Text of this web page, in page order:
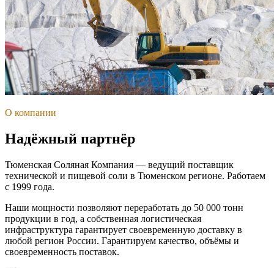
О компании
Надёжный партнёр
Тюменская Соляная Компания — ведущий поставщик
технической и пищевой соли в Тюменском регионе. Работаем
с 1999 года.
Наши мощности позволяют переработать до 50 000 тонн
продукции в год, а собственная логистическая
инфраструктура гарантирует своевременную доставку в
любой регион России. Гарантируем качество, объёмы и
своевременность поставок.